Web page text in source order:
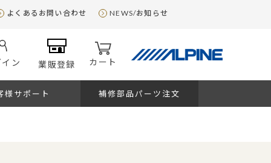
よくあるお問い合わせ NEWS/お知らせ
ン 業販登録 カート
様サポート 補修部品パーツ注文